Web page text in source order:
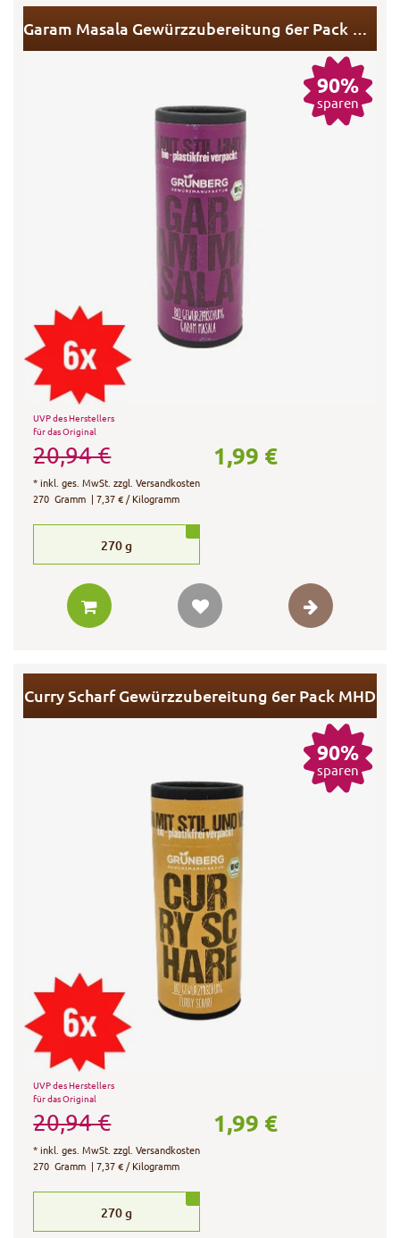
Garam Masala Gewürzzubereitung 6er Pack MHD
90%
sparen
UVP des Herstellers
für das Original
20,94 € 1,99 €
*inkl. ges. MwSt. zzgl.Versandkosten
270 Gramm | 7,37 € / Kilogramm
270g
Curry Scharf Gewürzzubereitung 6er Pack MHD
90%
sparen
UVP des Herstellers
für das Original
20,94 € 1,99 €
*inkl. ges. MwSt. zzgl.Versandkosten
270 Gramm | 7,37 € / Kilogramm
270g